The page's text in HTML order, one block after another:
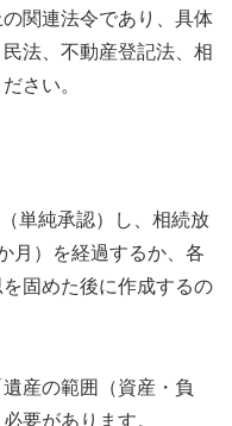
関連法令であり、具体
法、不動産登記法、相
さい。
単純承認）し、相続放
月）を経過するか、各
固めた後に作成するの
産の範囲（資産・負
要があります。